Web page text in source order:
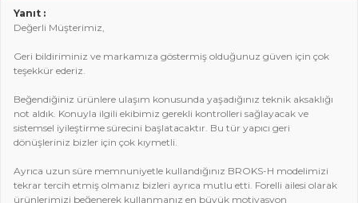
Yanıt :
Değerli Müşterimiz,
Geri bildiriminiz ve markamıza göstermiş olduğunuz güven için çok
teşekkür ederiz.
Beğendiğiniz ürünlere ulaşım konusunda yaşadığınız teknik aksaklığı
not aldık. Konuyla ilgili ekibimiz gerekli kontrolleri sağlayacak ve
sistemsel iyileştirme sürecini başlatacaktır. Bu tür yapıcı geri
dönüşleriniz bizler için çok kıymetli.
Ayrıca uzun süre memnuniyetle kullandığınız BROKS-H modelimizi
tekrar tercih etmiş olmanız bizleri ayrıca mutlu etti. Forelli ailesi olarak
ürünlerimizi beğenerek kullanmanız en büyük motivasyon